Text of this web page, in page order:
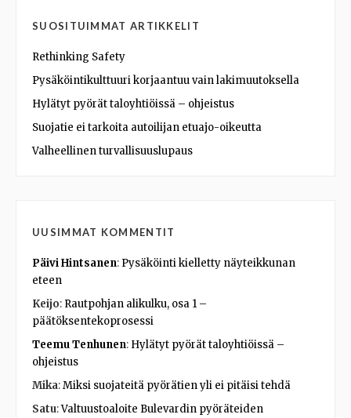
SUOSITUIMMAT ARTIKKELIT
Rethinking Safety
Pysäköintikulttuuri korjaantuu vain lakimuutoksella
Hylätyt pyörät taloyhtiöissä – ohjeistus
Suojatie ei tarkoita autoilijan etuajo-oikeutta
Valheellinen turvallisuuslupaus
UUSIMMAT KOMMENTIT
Päivi Hintsanen: Pysäköinti kielletty näyteikkunan
eteen
Keijo: Rautpohjan alikulku, osa 1 –
päätöksentekoprosessi
Teemu Tenhunen: Hylätyt pyörät taloyhtiöissä –
ohjeistus
Mika:Miksi suojateitä pyörätien yli ei pitäisi tehdä
Satu:Valtuustoaloite Bulevardin pyöräteiden